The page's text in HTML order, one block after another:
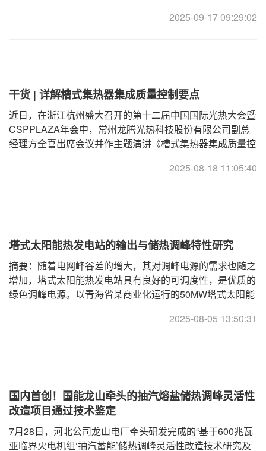
2025-09-17 09:29:02
干货 | 详解槽式集热器集成质量控制要点
近日，在浙江杭州盛大召开的第十二届中国国际光热大会暨
CSPPLAZA年会中，常州龙腾光热科技股份有限公司副总
经理方全喜出席会议并作主题演讲《槽式集热器集成质量控
2025-08-18 11:05:40
塔式太阳能热发电站的输出与储热调峰特性研究
摘要：随着电网峰谷差的增大，其对调峰电源的需求也随之
增加，塔式太阳能热发电站具有良好的可调度性，是优质的
绿色调峰电源。以青海省某商业化运行的50MW塔式太阳能
2025-08-05 13:50:31
国内首创！国能龙山牵头的抽汽熔盐储热调峰灵活性
改造项目通过技术鉴定
7月28日，河北公司龙山电厂牵头研发完成的“基于600兆瓦
亚临界火电机组‘抽汽蓄能’储热调峰灵活性改造技术研究及